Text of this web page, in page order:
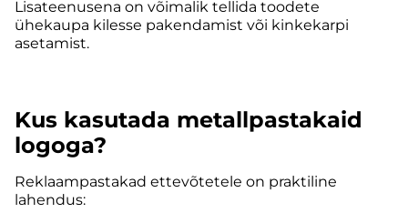
Lisateenusena on võimalik tellida toodete
ühekaupa kilesse pakendamist või kinkekarpi
asetamist.
Kus kasutada metallpastakaid
logoga?
Reklaampastakad ettevõtetele on praktiline
lahendus: